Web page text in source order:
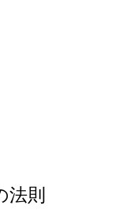
法則